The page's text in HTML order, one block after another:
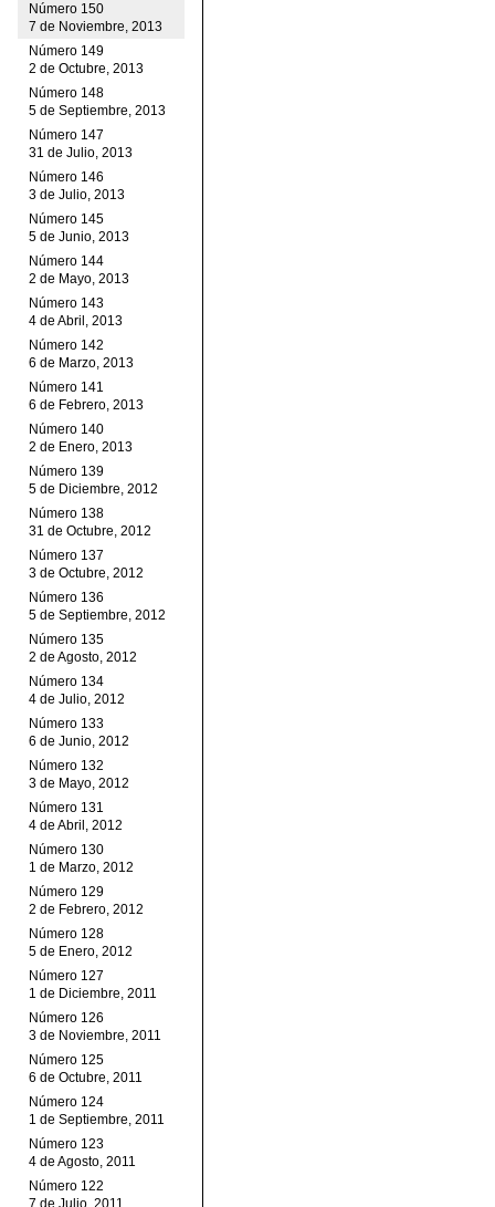
Número 150
7 de Noviembre, 2013
Número 149
2 de Octubre, 2013
Número 148
5 de Septiembre, 2013
Número 147
31 de Julio, 2013
Número 146
3 de Julio, 2013
Número 145
5 de Junio, 2013
Número 144
2 de Mayo, 2013
Número 143
4 de Abril, 2013
Número 142
6 de Marzo, 2013
Número 141
6 de Febrero, 2013
Número 140
2 de Enero, 2013
Número 139
5 de Diciembre, 2012
Número 138
31 de Octubre, 2012
Número 137
3 de Octubre, 2012
Número 136
5 de Septiembre, 2012
Número 135
2 de Agosto, 2012
Número 134
4 de Julio, 2012
Número 133
6 de Junio, 2012
Número 132
3 de Mayo, 2012
Número 131
4 de Abril, 2012
Número 130
1 de Marzo, 2012
Número 129
2 de Febrero, 2012
Número 128
5 de Enero, 2012
Número 127
1 de Diciembre, 2011
Número 126
3 de Noviembre, 2011
Número 125
6 de Octubre, 2011
Número 124
1 de Septiembre, 2011
Número 123
4 de Agosto, 2011
Número 122
7 de Julio, 2011